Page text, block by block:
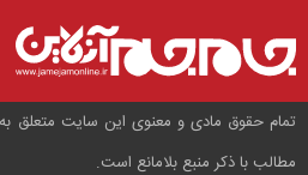
تمام حقوق مادی و معنوی این سایت متعلق
مطالب با ذکر منبع بلامانع است.